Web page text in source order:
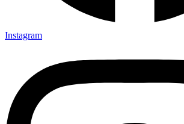
Instagram